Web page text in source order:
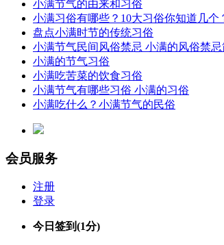
小满节气的由来和习俗
小满习俗有哪些？10大习俗你知道几个
盘点小满时节的传统习俗
小满节气民间风俗禁忌 小满的风俗禁忌
小满的节气习俗
小满吃苦菜的饮食习俗
小满节气有哪些习俗 小满的习俗
小满吃什么？小满节气的民俗
会员服务
注册
登录
今日签到(1分)